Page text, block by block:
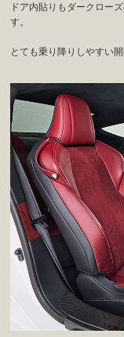
ドア内貼りもダークロー
す。
とても乗り降りしやすい